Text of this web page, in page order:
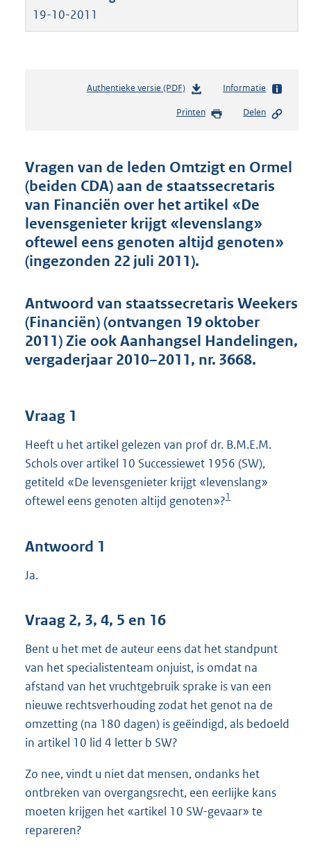
19-10-2011
Authentieke versie (PDF)b
s
d
s
g
r
o
o
:
5
5
b
Informatie
Printen Delen
Vragen van de leden Omtzigt en Ormel
(beiden CDA) aan de staatssecretaris
van Financiën over het artikel «De
levensgenieter krijgt «levenslang»
oftewel eens genoten altijd genoten»
(ingezonden 22 juli 2011).
Antwoord van staatssecretaris Weekers
(Financiën) (ontvangen 19 oktober
2011) Zie ook Aanhangsel Handelingen,
vergaderjaar 2010–2011, nr. 3668.
Vraag 1
Heeft u het artikel gelezen van prof dr. B.M.E.M.
Schols over artikel 10 Successiewet 1956 (SW),
getiteld «De levensgenieter krijgt «levenslang»
oftewel eens genoten altijd genoten»?1
Antwoord 1
Ja.
Vraag 2, 3, 4, 5 en 16
Bent u het met de auteur eens dat het standpunt
van het specialistenteam onjuist, is omdat na
afstand van het vruchtgebruik sprake is van een
nieuwe rechtsverhouding zodat het genot na de
omzetting (na 180 dagen) is geëindigd, als bedoeld
in artikel 10 lid 4 letter b SW?
Zo nee, vindt u niet dat mensen, ondanks het
ontbreken van overgangsrecht, een eerlijke kans
moeten krijgen het «artikel 10 SW-gevaar» te
repareren?